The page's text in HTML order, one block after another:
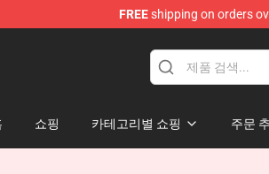
FREEshipping on orders
Store
쇼핑 카테고리별 쇼핑 주문